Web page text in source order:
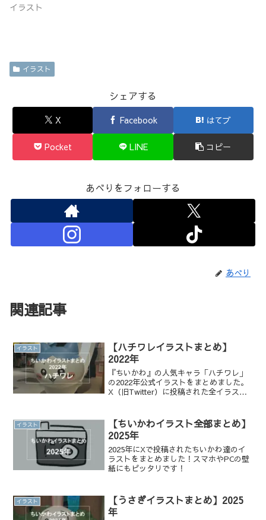
イラスト
イラスト
シェアする
X Facebook はてブ
Pocket LINE コピー
あべりをフォローする
あべり
関連記事
イラスト
【ハチワレイラストまとめ】
2022年
『ちいかわ』の人気キャラ「ハチワレ」
の2022年公式イラストをまとめました。
X（旧Twitter）に投稿された全イラスト
す。
イラスト
【ちいかわイラスト全部まとめ】
2025年
2025年にXで投稿されたちいかわ達のイ
ラストをまとめました！スマホやPCの壁
紙にもピッタリです！
イラスト
【うさぎイラストまとめ】2025
年